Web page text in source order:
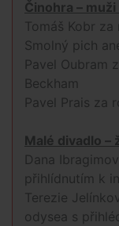
Činohra – muži
Tomáš Kobr
Smolný pich
Pavel Oubram
Beckham
Pavel Prais za
Malé divadlo –
Dana
přihlídnutím k
Terezie
odysea s